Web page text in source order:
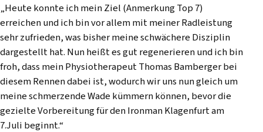
„Heute konnte ich mein Ziel (Anmerkung Top 7)
erreichen und ich bin vor allem mit meiner Radleistung
sehr zufrieden, was bisher meine schwächere Disziplin
dargestellt hat. Nun heißt es gut regenerieren und ich bin
froh, dass mein Physiotherapeut Thomas Bamberger bei
diesem Rennen dabei ist, wodurch wir uns nun gleich um
meine schmerzende Wade kümmern können, bevor die
gezielte Vorbereitung für den Ironman Klagenfurt am
7.Juli beginnt.“